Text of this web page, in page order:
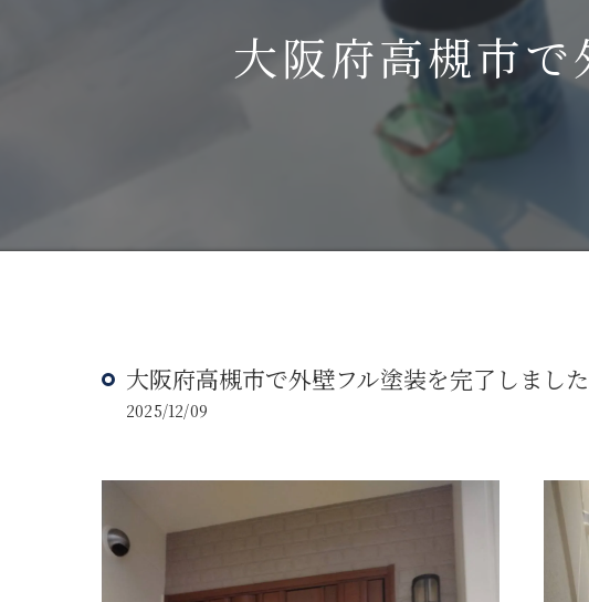
大阪府高槻市
大阪府高槻市で外壁フル塗装を完了しました
2025/12/09